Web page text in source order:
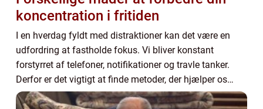
koncentration i fritiden
I en hverdag fyldt med distraktioner kan det være en
udfordring at fastholde fokus. Vi bliver konstant
forstyrret af telefoner, notifikationer og travle tanker.
Derfor er det vigtigt at finde metoder, der hjælper os
med at styrke koncentr...